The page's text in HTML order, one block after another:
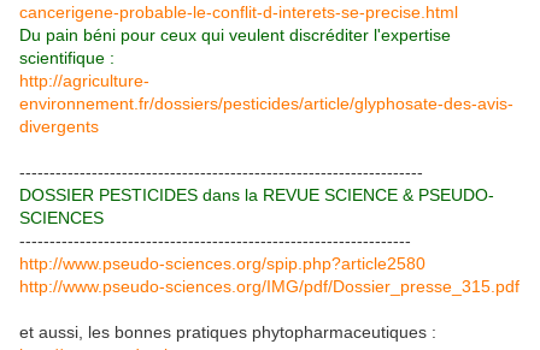
cancerigene-probable-le-conflit-d-interets-se-precise.html
Du pain béni pour ceux qui veulent discréditer l'expertise
scientifique :
http://agriculture-
environnement.fr/dossiers/pesticides/article/glyphosate-des-avis-
divergents
-------------------------------------------------------------------
DOSSIER PESTICIDES dans la REVUE SCIENCE & PSEUDO-
SCIENCES
-----------------------------------------------------------------
http://www.pseudo-sciences.org/spip.php?article2580
http://www.pseudo-sciences.org/IMG/pdf/Dossier_presse_315.pdf
et aussi, les bonnes pratiques phytopharmaceutiques :